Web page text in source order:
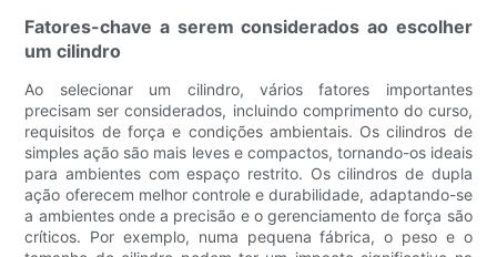
Fatores-chave a serem considerados ao escolher
um cilindro
Ao selecionar um cilindro, vários fatores importantes
precisam ser considerados, incluindo comprimento do curso,
requisitos de força e condições ambientais. Os cilindros de
simples ação são mais leves e compactos, tornando-os ideais
para ambientes com espaço restrito. Os cilindros de dupla
ação oferecem melhor controle e durabilidade, adaptando-se
a ambientes onde a precisão e o gerenciamento de força são
críticos. Por exemplo, numa pequena fábrica, o peso e o